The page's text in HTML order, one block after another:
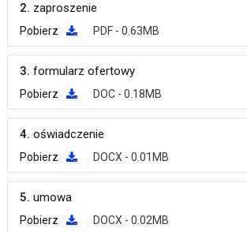
2. zaproszenie
Pobierz PDF - 0.63MB
3. formularz ofertowy
Pobierz DOC - 0.18MB
4. oświadczenie
Pobierz DOCX - 0.01MB
5. umowa
Pobierz DOCX - 0.02MB